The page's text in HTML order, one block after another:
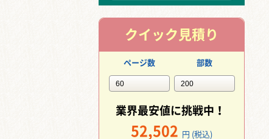
クイック見積り
ページ数 部数
業界最安値に挑戦中！
52,502 円 (税込)